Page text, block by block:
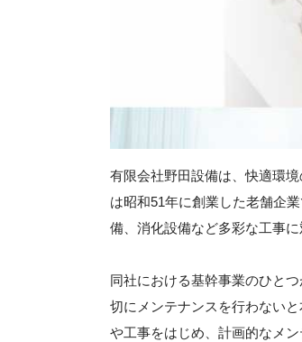
有限会社野田設備は、快適環
は昭和51年に創業した老舗企
備、消化設備など多彩な工事に
同社における基幹事業のひと
切にメンテナンスを行わない
や工事をはじめ、計画的なメン